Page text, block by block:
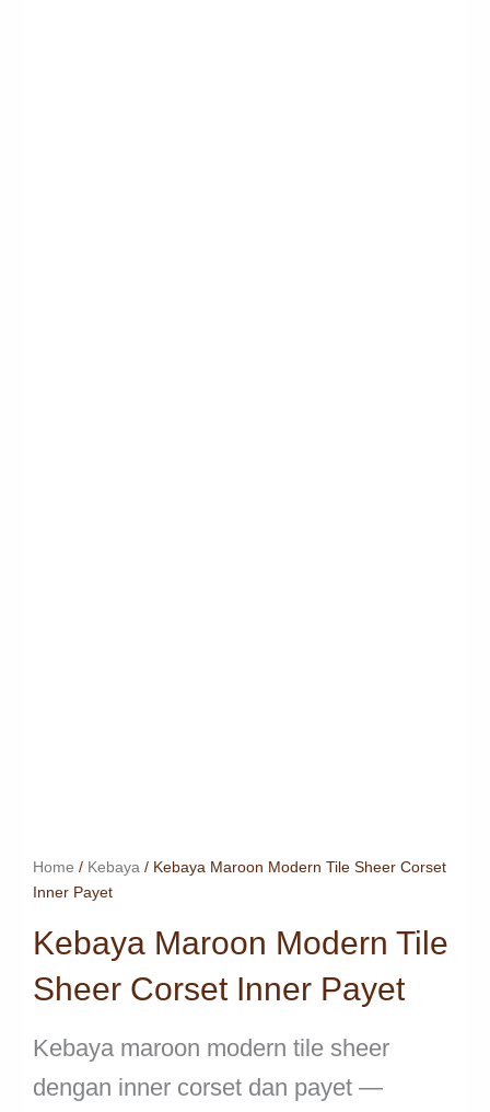
Home / Kebaya / Kebaya Maroon Modern Tile Sheer Corset
Inner Payet
Kebaya Maroon Modern Tile
Sheer Corset Inner Payet
Kebaya maroon modern tile sheer
dengan inner corset dan payet —